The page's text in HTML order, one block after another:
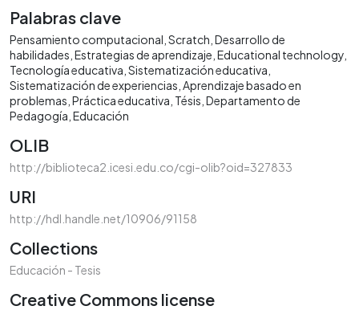
Palabras clave
Pensamiento computacional Scratch Desarrollo de
habilidades Estrategias de aprendizaje Educational technology
Tecnología educativa Sistematización educativa
Sistematización de experiencias Aprendizaje basado en
problemas Práctica educativa Tésis Departamento de
Pedagogía Educación
OLIB
http://biblioteca2.icesi.edu.co/cgi-olib?oid=327833
URI
http://hdl.handle.net/10906/91158
Collections
Educación - Tesis
Creative Commons license